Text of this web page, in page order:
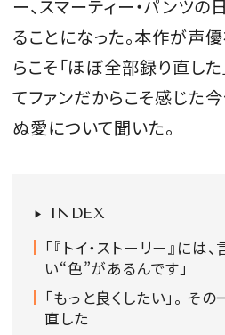
会員登録
Log in or Sign up
めます。
ログイン・新規
ー、スマーティー・パンツ
ることになった。本作が声
らこそ「ほぼ全部録り直した
てファンだからこそ感じた
ぬ愛について聞いた。
INDEX
「『トイ・ストーリー』には
い“色”があるんです」
「もっと良くしたい」。 そ
直した